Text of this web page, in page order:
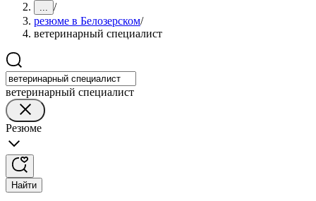
... /
резюме в Белозерском/
ветеринарный специалист
ветеринарный специалист
Резюме
Найти